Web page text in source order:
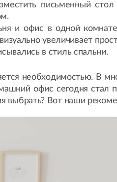
письменный
и офис в одной
увеличивает
в стиль спальни.
необходимостью. В
офис сегодня
выбрать? Вот наши